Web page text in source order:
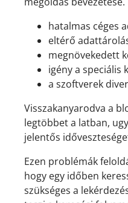
hatalmas céges
eltérő
megnövekedett
igény a speciális
a szoftverek
Visszakanyarodva a
legtöbbet a latban,
jelentős
Ezen problémák
hogy egy időben
szükséges a